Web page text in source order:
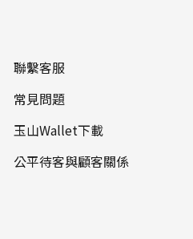
聯繫客服
常見問題
玉山Wallet下載
公平待客與顧客關係